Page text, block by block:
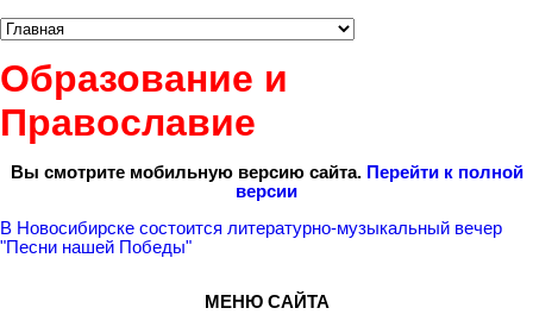
Образование и
Православие
Вы смотрите мобильную версию сайта. Перейти к полной
версии
В Новосибирске состоится литературно-музыкальный вечер
"Песни нашей Победы"
МЕНЮ САЙТА